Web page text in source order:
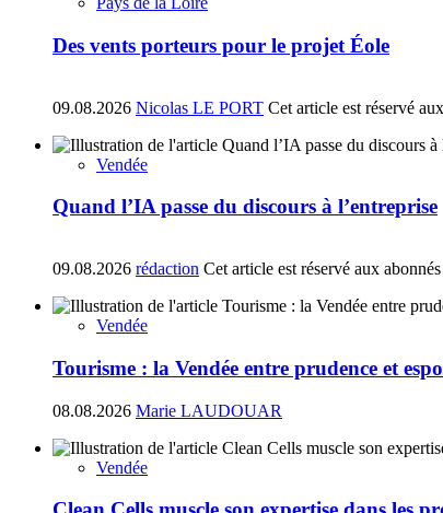
Des vents porteurs pour le projet Éole
09.08.2026 Nicolas LE PORT Cet article est réservé
Vendée
Quand l’IA passe du discours à l’entreprise
09.08.2026 rédaction Cet article est réservé aux abonnés
Vendée
Tourisme : la Vendée entre prudence et
08.08.2026 Marie LAUDOUAR
Vendée